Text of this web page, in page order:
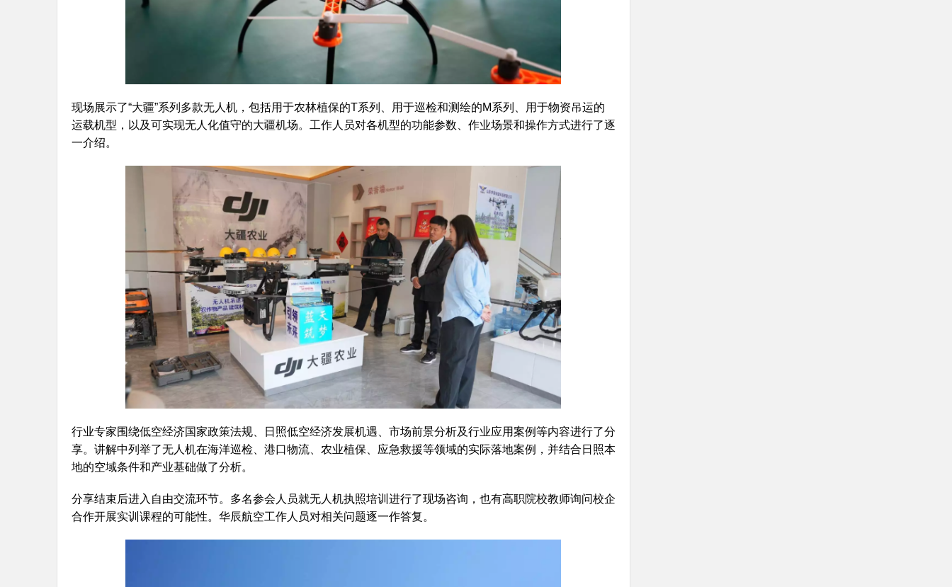
现场展示了“大疆”系列多款无人机，包括用于农林植保的T系列、用于巡检和测绘的M系列、用于物资吊运的
运载机型，以及可实现无人化值守的大疆机场。工作人员对各机型的功能参数、作业场景和操作方式进行了逐
一介绍。
行业专家围绕低空经济国家政策法规、日照低空经济发展机遇、市场前景分析及行业应用案例等内容进行了分
享。讲解中列举了无人机在海洋巡检、港口物流、农业植保、应急救援等领域的实际落地案例，并结合日照本
地的空域条件和产业基础做了分析。
分享结束后进入自由交流环节。多名参会人员就无人机执照培训进行了现场咨询，也有高职院校教师询问校企
合作开展实训课程的可能性。华辰航空工作人员对相关问题逐一作答复。